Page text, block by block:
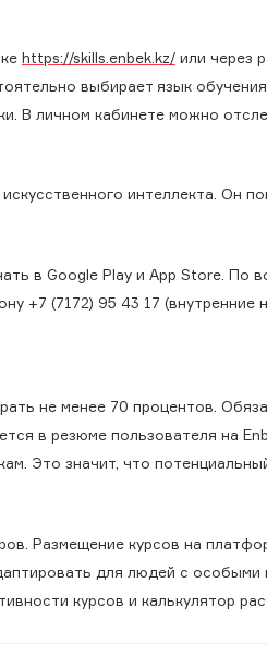
https://skills.enbek.kz/ или через
выбирает язык
В личном кабинете можно
интеллекта. Он
в Google Play и App Store. По
+7 (7172) 95 43 17 (внутренние
не менее 70 процентов.
в резюме пользователя на
Это значит, что
Размещение курсов на
для людей с
курсов и калькулятор